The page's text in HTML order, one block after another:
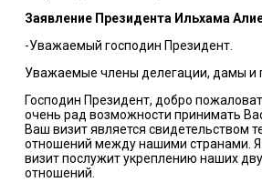
Заявление Президента Ильхама
-Уважаемый господин Президент.
Уважаемые члены делегации, дамы и
Господин Президент, добро
очень рад возможности принимать
Ваш визит является свидетельством
отношений между нашими странами. Я
визит послужит укреплению наших
отношений.